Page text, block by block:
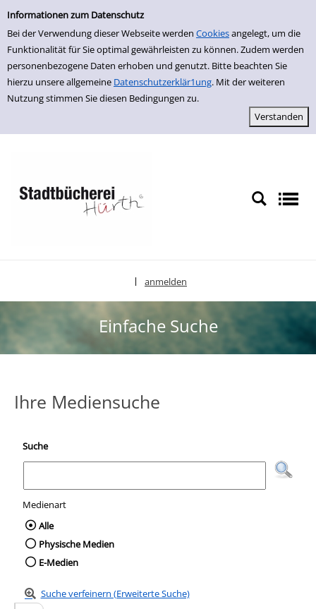
Einfache Suche
Informationen zum Datenschutz
Bei der Verwendung dieser Webseite werden Cookiesangelegt, um die
Funktionalität für Sie optimal gewährleisten zu können. Zudem werden
personenbezogene Daten erhoben und genutzt. Bitte beachten Sie
hierzu unsere allgemeine Datenschutzerklär1ung. Mit der weiteren
Nutzung stimmen Sie diesen Bedingungen zu.
zur Navigation springen
zum Inhalt springen
Zu den Suchfiltern springen
Zur Trefferliste springen
anmelden
Einfache Suche
Ihre Mediensuche
Suche
Medienart
Wählen Sie die Medienart nach der Sie
Alle
Physische Medien
E-Medien
Suche verfeinern (Erweiterte Suche)